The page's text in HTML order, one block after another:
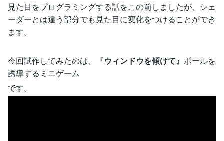
見た目をプログラミングする話をこの前しましたが、シェ
ーダーとは違う部分でも見た目に変化をつけることができ
ます。
今回試作してみたのは、『ウィンドウを傾けて』 ボールを
誘導するミニゲーム
です。